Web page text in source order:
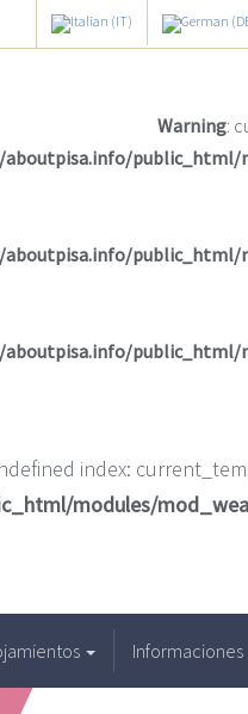
Warning:
public_html/
public_html/
public_html/
index:
modules/
Informaciones